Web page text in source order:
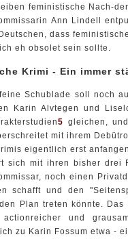
feministische Nach-
Ann Lindell
dass
eh obsolet sein sollte.
Krimi - Ein immer
Schublade soll noch
Karin Alvtegen und
5 gleichen,
mit ihrem
eigentlich erst
sich mit ihren bisher drei
noch einen
schafft und den
Plan treten könnte.
und
zu Karin Fossum etwa -